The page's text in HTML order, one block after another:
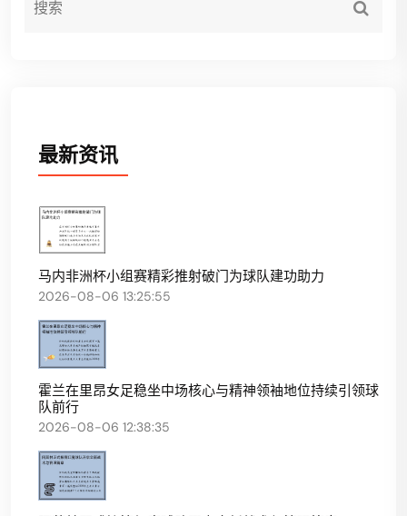
最新资讯
马内非洲杯小组赛精彩推射破门为球队建功助力
2026-08-06 13:25:55
霍兰在里昂女足稳坐中场核心与精神领袖地位持续引领球
队前行
2026-08-06 12:38:35